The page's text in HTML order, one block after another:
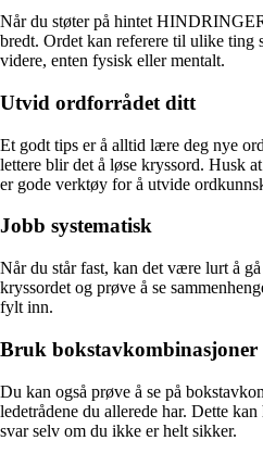
Når du støter på hintet
bredt. Ordet kan referere til ulike ting
videre, enten fysisk eller mentalt.
Utvid ordforrådet ditt
Et godt tips er å alltid lære deg nye
lettere blir det å løse kryssord. Husk
er gode verktøy for å utvide
Jobb systematisk
Når du står fast, kan det være lurt å
kryssordet og prøve å se
fylt inn.
Bruk bokstavkombinasjoner
Du kan også prøve å se på
ledetrådene du allerede har. Dette
svar selv om du ikke er helt sikker.